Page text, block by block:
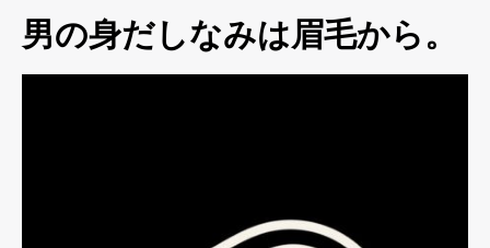
男の身だしなみは眉毛から。